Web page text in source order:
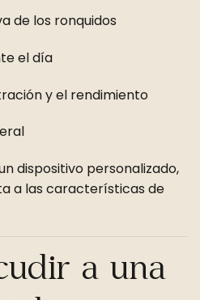
de los ronquidos
el día
y el rendimiento
dispositivo personalizado,
a las características de
a una